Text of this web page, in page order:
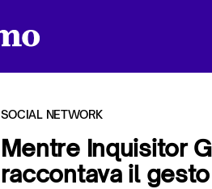
SOCIAL NETWORK
Mentre Inquisitor
raccontava il